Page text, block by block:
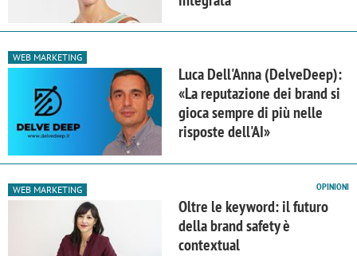
WEB MARKETING
Luca Dell'Anna (DelveDeep):
«La reputazione dei brand si
gioca sempre di più nelle
risposte dell'AI»
WEB MARKETING OPINIONI
Oltre le keyword: il futuro
della brand safety è
contextual